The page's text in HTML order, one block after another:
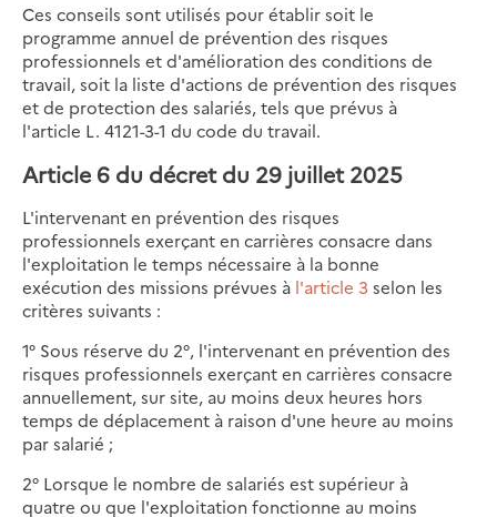
Ces conseils sont utilisés pour établir soit le
programme annuel de prévention des risques
professionnels et d'amélioration des conditions de
travail, soit la liste d'actions de prévention des risques
et de protection des salariés, tels que prévus à
l'article L. 4121-3-1 du code du travail.
Article 6 du décret du 29 juillet 2025
L'intervenant en prévention des risques
professionnels exerçant en carrières consacre dans
l'exploitation le temps nécessaire à la bonne
exécution des missions prévues à l'article 3 selon les
critères suivants :
1° Sous réserve du 2°, l'intervenant en prévention des
risques professionnels exerçant en carrières consacre
annuellement, sur site, au moins deux heures hors
temps de déplacement à raison d'une heure au moins
par salarié ;
2° Lorsque le nombre de salariés est supérieur à
quatre ou que l'exploitation fonctionne au moins